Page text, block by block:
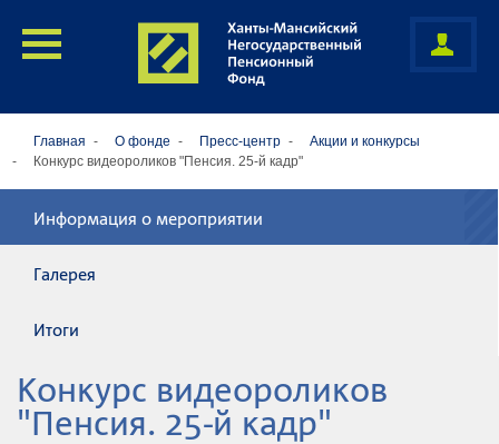
Главная О фонде Пресс-центр
Акции и конкурсы
Конкурс видеороликов "Пенсия. 25-й кадр"
Информация о мероприятии
Галерея
Итоги
Конкурс видеороликов
"Пенсия. 25-й кадр"